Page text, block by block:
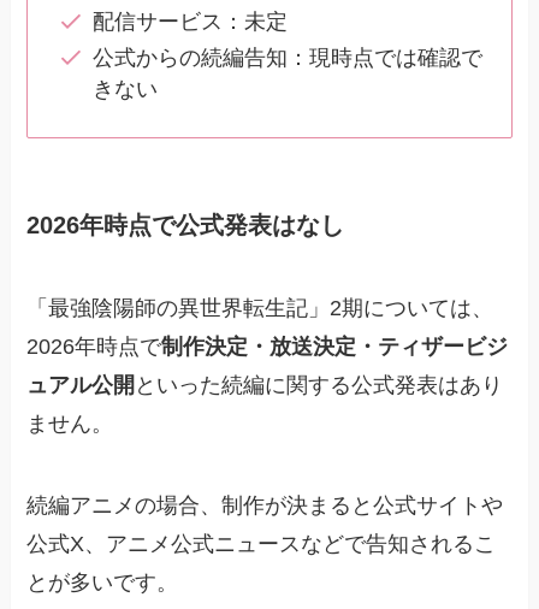
配信サービス：未定
公式からの続編告知：現時点では確認で
きない
2026年時点で公式発表はなし
「最強陰陽師の異世界転生記」2期については、
2026年時点で制作決定・放送決定・ティザービジ
ュアル公開 といった続編に関する公式発表はあり
ません。
続編アニメの場合、制作が決まると公式サイトや
公式X、アニメ公式ニュースなどで告知されるこ
とが多いです。